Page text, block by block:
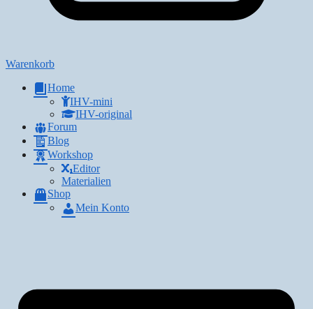
Warenkorb
Home
IHV-mini
IHV-original
Forum
Blog
Workshop
Editor
Materialien
Shop
Mein Konto